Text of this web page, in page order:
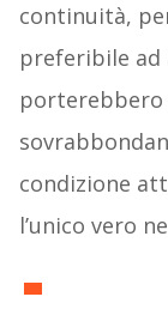
continuità,
preferibile
condizione
l’unico vero